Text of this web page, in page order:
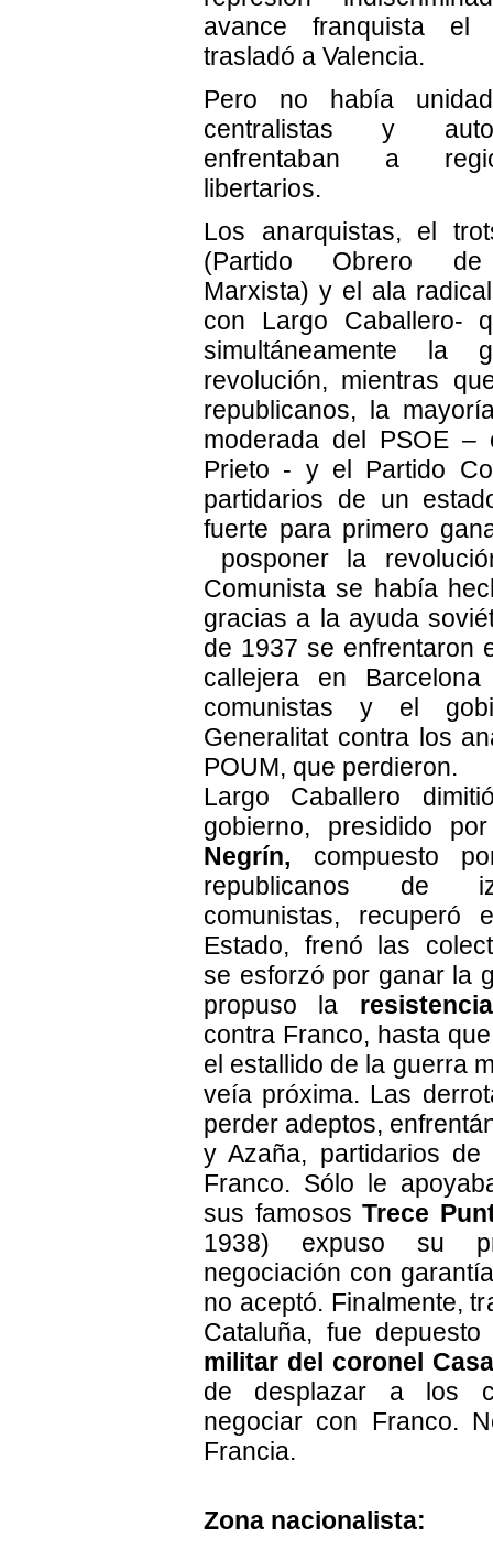
avance franquista el
trasladó a Valencia.
Pero no había
centralistas y
enfrentaban a
libertarios.
Los anarquistas, el
(Partido Obrero de
Marxista) y el ala
con Largo Caballero-
simultáneamente
revolución, mientras
republicanos, la
moderada del PSOE –
Prieto - y el Partido
partidarios de un
fuerte para primero
posponer la
Comunista se había
gracias a la ayuda
de 1937 se enfrentaron
callejera en
comunistas y el
Generalitat contra los
POUM, que perdieron.
Largo Caballero
gobierno, presidido
Negrín, compuesto
republicanos de
comunistas, recuperó
Estado, frenó las
se esforzó por ganar la
propuso la
contra Franco, hasta
el estallido de la guerra
veía próxima. Las
perder adeptos,
y Azaña, partidarios de
Franco. Sólo le
sus famososTrece
1938) expuso su
negociación con
no aceptó. Finalmente,
Cataluña, fue
militar del coronel
de desplazar a los
negociar con Franco.
Francia.
Zona nacionalista: